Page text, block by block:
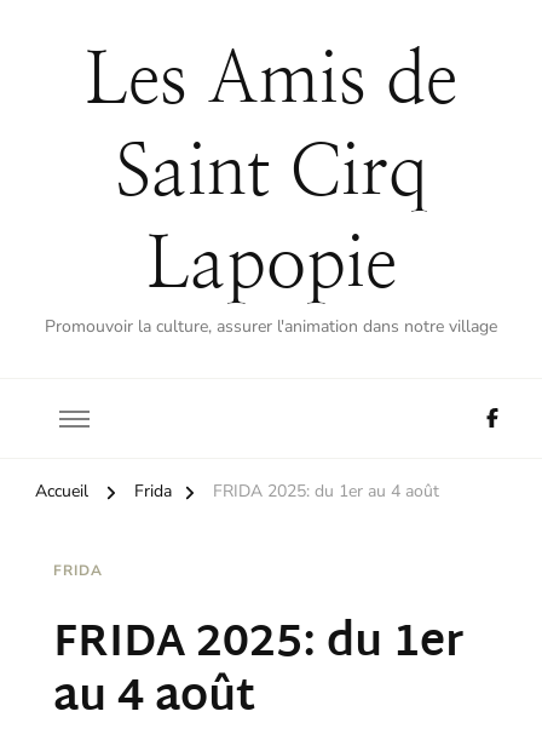
Les Amis de
Saint Cirq
Lapopie
Promouvoir la culture, assurer l'animation dans notre village
Accueil Frida FRIDA 2025: du 1er au 4 août
FRIDA
FRIDA 2025: du 1er
au 4 août